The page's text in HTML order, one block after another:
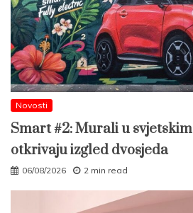
Novosti
Smart #2: Murali u
otkrivaju izgled dvosjeda
06/08/2026 2 min read